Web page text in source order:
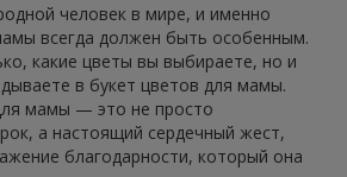
человек в мире, и именно
всегда должен быть особенным.
какие цветы вы выбираете, но и
в букет цветов для мамы.
мамы — это не просто
а настоящий сердечный жест,
благодарности, который она